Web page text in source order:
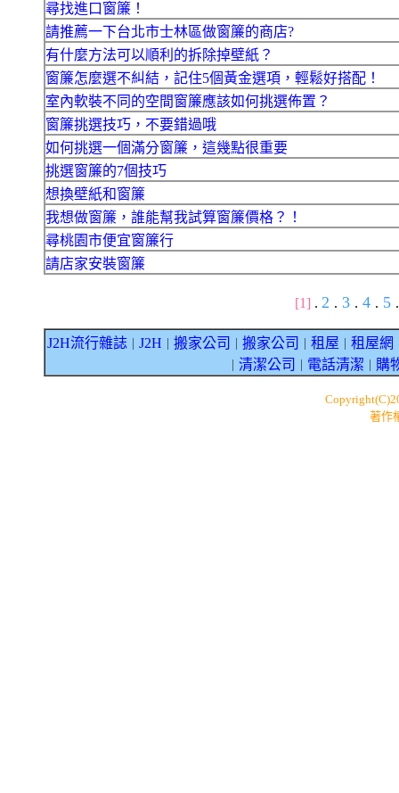
尋找進口窗簾！
請推薦一下台北市士林區做窗簾的商店?
有什麼方法可以順利的拆除掉壁紙？
窗簾怎麼選不糾結，記住5個黃金選項，輕鬆好搭配！
室內軟裝不同的空間窗簾應該如何挑選佈置？
窗簾挑選技巧，不要錯過哦
如何挑選一個滿分窗簾，這幾點很重要
挑選窗簾的7個技巧
想換壁紙和窗簾
我想做窗簾，誰能幫我試算窗簾價格？！
尋桃園市便宜窗簾行
請店家安裝窗簾
[1] . 2 . 3 . 4 . 5 .
J2H流行雜誌 J2H 搬家公司 搬家公司 租屋 租屋網
清潔公司 電話清潔 購
著作